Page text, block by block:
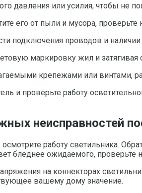
давления или усилия, чтобы не
его от пыли и мусора,
подключения проводов и
маркировку жил и
крепежами или винтами,
и проверьте работу
неисправностей
работу светильника.
бледнее ожидаемого, проверьте
на коннекторах
вашему дому значение.